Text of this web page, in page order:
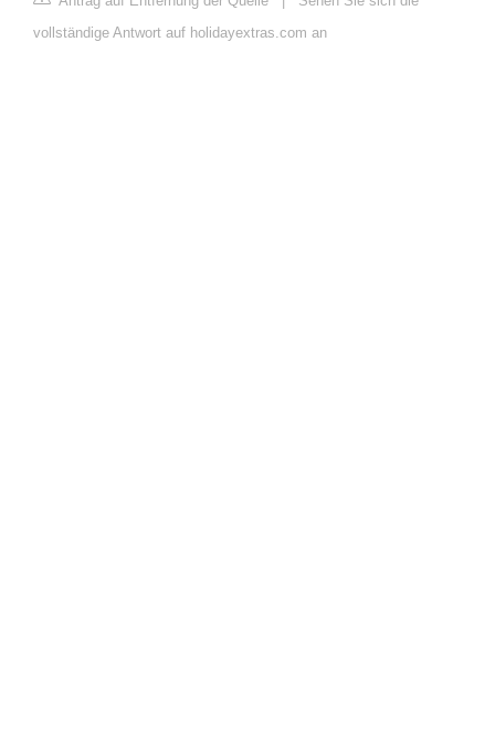
vollständige Antwort auf holidayextras.com an